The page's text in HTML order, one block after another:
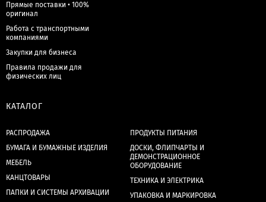
Прямые поставки • 100%
оригинал
Работа с транспортными
компаниями
Закупки для бизнеса
Правила продажи для
физических лиц
КАТАЛОГ
РАСПРОДАЖА
БУМАГА И БУМАЖНЫЕ ИЗДЕЛИЯ
МЕБЕЛЬ
КАНЦТОВАРЫ
ПАПКИ И СИСТЕМЫ АРХИВАЦИИ
ПРОДУКТЫ ПИТАНИЯ
ДОСКИ, ФЛИПЧАРТЫ И
ДЕМОНСТРАЦИОННОЕ
ОБОРУДОВАНИЕ
ТЕХНИКА И ЭЛЕКТРИКА
УПАКОВКА И МАРКИРОВКА